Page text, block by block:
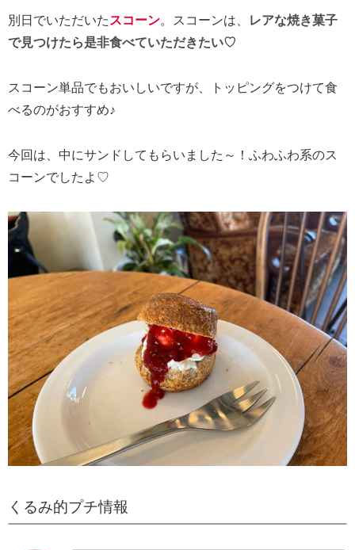
別日でいただいた スコーン。スコーンは、
レアな焼き菓子
で見つけたら是非食べていただきたい♡
スコーン単品でもおいしいですが、トッピングをつけて食
べるのがおすすめ♪
今回は、中にサンドしてもらいました～！ふわふわ系のス
コーンでしたよ♡
くるみ的プチ情報